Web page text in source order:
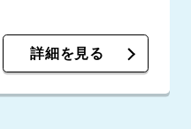
詳細を見る